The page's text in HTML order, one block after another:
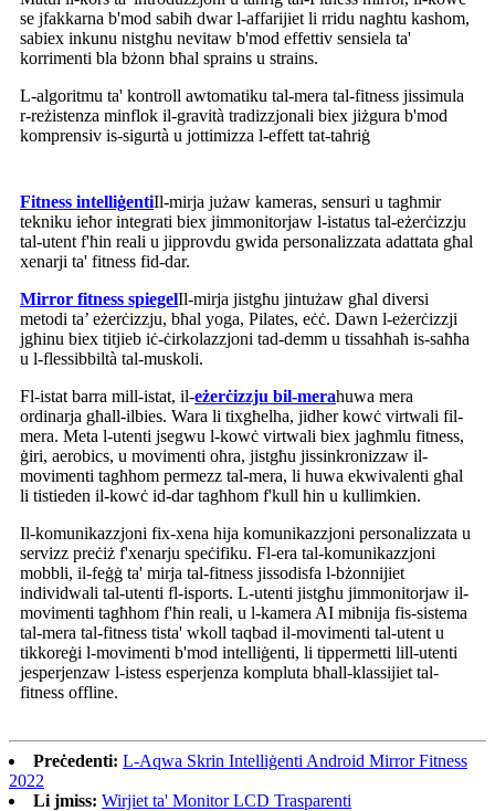
se jfakkarna b'mod sabiħ dwar l-affarijiet li rridu nagħtu kashom,
sabiex inkunu nistgħu nevitaw b'mod effettiv sensiela ta'
korrimenti bla bżonn bħal sprains u strains.
L-algoritmu ta' kontroll awtomatiku tal-mera tal-fitness jissimula
r-reżistenza minflok il-gravità tradizzjonali biex jiżgura b'mod
komprensiv is-sigurtà u jottimizza l-effett tat-taħriġ
Fitness intelliġentiIl-mirja jużaw kameras, sensuri u tagħmir
tekniku ieħor integrati biex jimmonitorjaw l-istatus tal-eżerċizzju
tal-utent f'ħin reali u jipprovdu gwida personalizzata adattata għal
xenarji ta' fitness fid-dar.
Mirror fitness spiegelIl-mirja jistgħu jintużaw għal diversi
metodi ta’ eżerċizzju, bħal yoga, Pilates, eċċ. Dawn l-eżerċizzji
jgħinu biex titjieb iċ-ċirkolazzjoni tad-demm u tissaħħaħ is-saħħa
u l-flessibbiltà tal-muskoli.
Fl-istat barra mill-istat, il-eżerċizzju bil-merahuwa mera
ordinarja għall-ilbies. Wara li tixgħelha, jidher kowċ virtwali fil-
mera. Meta l-utenti jsegwu l-kowċ virtwali biex jagħmlu fitness,
ġiri, aerobics, u movimenti oħra, jistgħu jissinkronizzaw il-
movimenti tagħhom permezz tal-mera, li huwa ekwivalenti għal
li tistieden il-kowċ id-dar tagħhom f'kull ħin u kullimkien.
Il-komunikazzjoni fix-xena hija komunikazzjoni personalizzata u
servizz preċiż f'xenarju speċifiku. Fl-era tal-komunikazzjoni
mobbli, il-feġġ ta' mirja tal-fitness jissodisfa l-bżonnijiet
individwali tal-utenti fl-isports. L-utenti jistgħu jimmonitorjaw il-
movimenti tagħhom f'ħin reali, u l-kamera AI mibnija fis-sistema
tal-mera tal-fitness tista' wkoll taqbad il-movimenti tal-utent u
tikkoreġi l-movimenti b'mod intelliġenti, li tippermetti lill-utenti
jesperjenzaw l-istess esperjenza kompluta bħall-klassijiet tal-
fitness offline.
Preċedenti: L-Aqwa Skrin Intelliġenti Android Mirror Fitness
2022
Li jmiss: Wirjiet ta' Monitor LCD Trasparenti